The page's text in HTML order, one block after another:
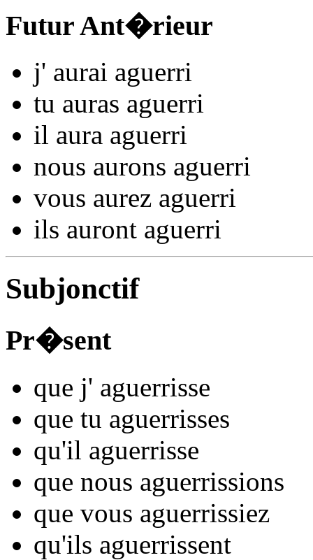
Futur Ant�rieur
j' aurai aguerri
tu auras aguerri
il aura aguerri
nous aurons aguerri
vous aurez aguerri
ils auront aguerri
Subjonctif
Pr�sent
que j' aguerrisse
que tu aguerrisses
qu'il aguerrisse
que nous aguerrissions
que vous aguerrissiez
qu'ils aguerrissent